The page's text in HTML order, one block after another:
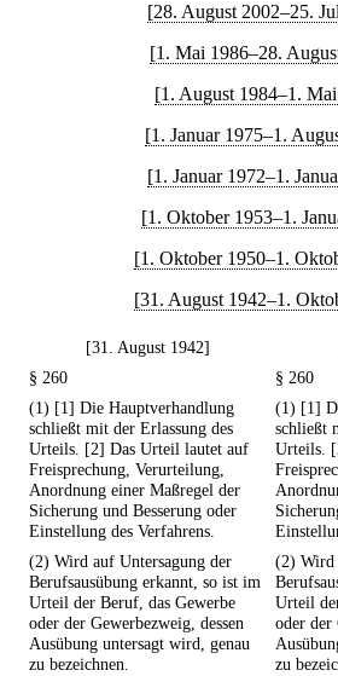
[28. August 2002–25.
[1. Mai 1986–28.
[1. August 1984–1.
[1. Januar 1975–1.
[1. Januar 1972–1.
[1. Oktober 1953–1.
[1. Oktober 1950–1.
[31. August 1942–1.
[31. August 1942]
§ 260
§ 260
(1) [1] Die Hauptverhandlung
schließt mit der Erlassung des
Urteils. [2] Das Urteil lautet auf
Freisprechung, Verurteilung,
Anordnung einer Maßregel der
Sicherung und Besserung oder
Einstellung des Verfahrens.
(1) [1]
schließt
Urteils.
(2) Wird auf Untersagung der
Berufsausübung erkannt, so ist im
Urteil der Beruf, das Gewerbe
oder der Gewerbezweig, dessen
Ausübung untersagt wird, genau
zu bezeichnen.
(2) Wird
Urteil
oder der
zu